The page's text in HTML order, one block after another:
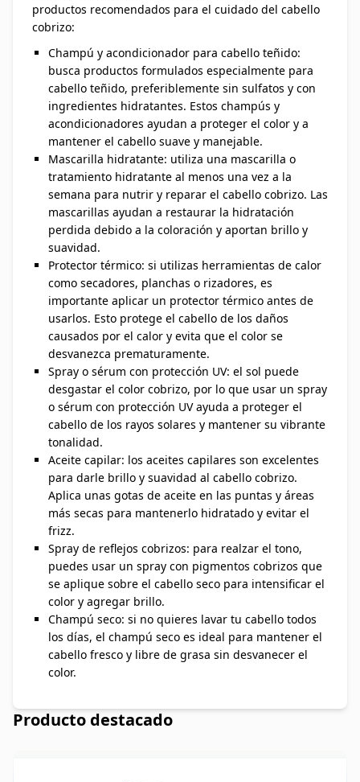
productos recomendados para el cuidado del cabello
cobrizo:
Champú y acondicionador para cabello teñido:
busca productos formulados especialmente para
cabello teñido, preferiblemente sin sulfatos y con
ingredientes hidratantes. Estos champús y
acondicionadores ayudan a proteger el color y a
mantener el cabello suave y manejable.
Mascarilla hidratante: utiliza una mascarilla o
tratamiento hidratante al menos una vez a la
semana para nutrir y reparar el cabello cobrizo. Las
mascarillas ayudan a restaurar la hidratación
perdida debido a la coloración y aportan brillo y
suavidad.
Protector térmico: si utilizas herramientas de calor
como secadores, planchas o rizadores, es
importante aplicar un protector térmico antes de
usarlos. Esto protege el cabello de los daños
causados por el calor y evita que el color se
desvanezca prematuramente.
Spray o sérum con protección UV: el sol puede
desgastar el color cobrizo, por lo que usar un spray
o sérum con protección UV ayuda a proteger el
cabello de los rayos solares y mantener su vibrante
tonalidad.
Aceite capilar: los aceites capilares son excelentes
para darle brillo y suavidad al cabello cobrizo.
Aplica unas gotas de aceite en las puntas y áreas
más secas para mantenerlo hidratado y evitar el
frizz.
Spray de reflejos cobrizos: para realzar el tono,
puedes usar un spray con pigmentos cobrizos que
se aplique sobre el cabello seco para intensificar el
color y agregar brillo.
Champú seco: si no quieres lavar tu cabello todos
los días, el champú seco es ideal para mantener el
cabello fresco y libre de grasa sin desvanecer el
color.
Producto destacado